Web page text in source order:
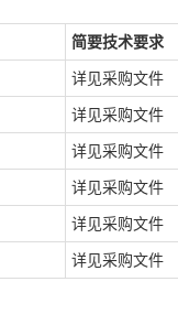
简要技术要求
详见采购文件
详见采购文件
详见采购文件
详见采购文件
详见采购文件
详见采购文件